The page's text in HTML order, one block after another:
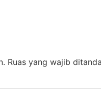
Ruas yang wajib